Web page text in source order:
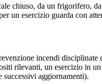
chiuso, da un frigorifero,
un esercizio guarda con
incendi
rilevanti, un esercizio in
aggiornamenti).